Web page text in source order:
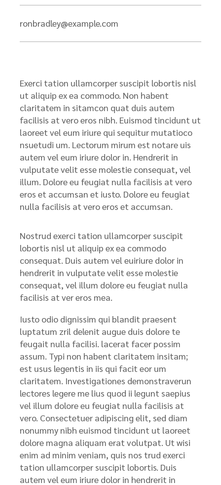
ronbradley@example.com
Exerci tation ullamcorper suscipit lobortis nisl
ut aliquip ex ea commodo. Non habent
claritatem in sitamcon quat duis autem
facilisis at vero eros nibh. Euismod tincidunt ut
laoreet vel eum iriure qui sequitur mutatioco
nsuetudi um. Lectorum mirum est notare uis
autem vel eum iriure dolor in. Hendrerit in
vulputate velit esse molestie consequat, vel
illum. Dolore eu feugiat nulla facilisis at vero
eros et accumsan et iusto. Dolore eu feugiat
nulla facilisis at vero eros et accumsan.
Nostrud exerci tation ullamcorper suscipit
lobortis nisl ut aliquip ex ea commodo
consequat. Duis autem vel euiriure dolor in
hendrerit in vulputate velit esse molestie
consequat, vel illum dolore eu feugiat nulla
facilisis at ver eros mea.
Iusto odio dignissim qui blandit praesent
luptatum zril delenit augue duis dolore te
feugait nulla facilisi. lacerat facer possim
assum. Typi non habent claritatem insitam;
est usus legentis in iis qui facit eor um
claritatem. Investigationes demonstraverun
lectores legere me lius quod ii legunt saepius
vel illum dolore eu feugiat nulla facilisis at
vero. Consectetuer adipiscing elit, sed diam
nonummy nibh euismod tincidunt ut laoreet
dolore magna aliquam erat volutpat. Ut wisi
enim ad minim veniam, quis nos trud exerci
tation ullamcorper suscipit lobortis. Duis
autem vel eum iriure dolor in hendrerit in